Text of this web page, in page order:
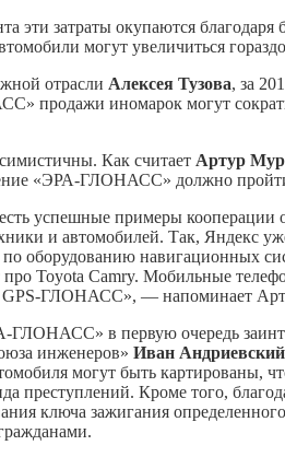
эти затраты окупаются
могут увеличиться
отрасли Алексея Тузова, за
продажи иномарок могут
Как считает Артур
«ЭРА-ГЛОНАСС» должно пройти
успешные примеры
и автомобилей. Так, Яндекс
по оборудованию навигационных
про Toyota Camry. Мобильные
GPS-ГЛОНАСС», — напоминает
ГЛОНАСС» в первую очередь
инженеров» Иван Андриевский
могут быть картированы,
преступлений. Кроме того,
ключа зажигания